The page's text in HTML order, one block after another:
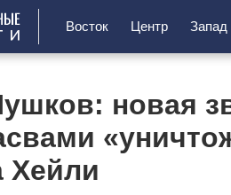
Восток Центр Запад
новая
Хейли